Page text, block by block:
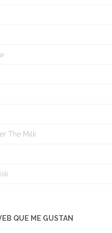
The Milk
QUE ME GUSTAN